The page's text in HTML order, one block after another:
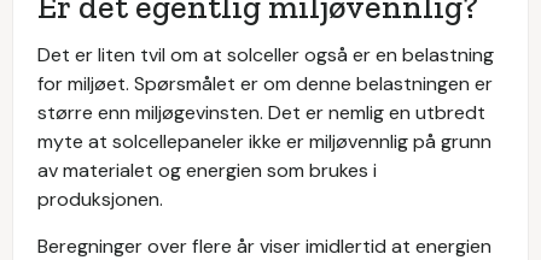
Det er liten tvil om at solceller også er en belastning
for miljøet. Spørsmålet er om denne belastningen er
større enn miljøgevinsten. Det er nemlig en utbredt
myte at solcellepaneler ikke er miljøvennlig på grunn
av materialet og energien som brukes i
produksjonen.
Beregninger over flere år viser imidlertid at energien